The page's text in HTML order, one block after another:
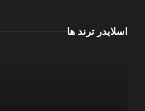
اسلایدر ترند ها